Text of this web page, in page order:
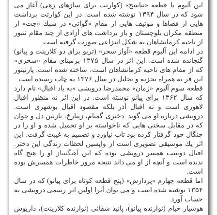
این آلبوم با قطعه «تناسخ» (كوارتت برای سازهای زهی) آغاز می
شود كه در سال ۱۳۹۴ نوشته شده است. در این كوارتت برداشت
هایی از فضاها و موتیف هایی از مقام «گواتی» در سبك «جت» از
منطقه مكران بلوچستان و باز برداشت های آزادی از چند مقام تنبور
از ناحیه كرمانشاهان به شكل انتزاعی صورت گرفته است.
در ادامه این آلبوم قطعه «آواز سحر» (تریو برای دو كلارینت و پیانو)
گنجانده شده است. این اثر در سال ۱۳۷۵ برمبنای مقام «سحری»
كه از مقام های ناحیه كرمانشاهان است، ساخته شده است. پارتیتور
این قر به همراه تجزیه و تحلیل در سال ۱۳۷۶ به چاپ رسیده است.
قطعه سوم آلبوم «زمان» محمدرضا درویشی «به یاد اقبال» نام دارد
كه سال ۱۳۶۲ برای پیانو نوشته است. در این اثر نه منظور اقبال
لاهوری است و نه اقبال آذر بلكه مقصود اقبال بوشهری است.
درویشی درباره او می گوید: دختری گمنام، زیبارخ، نازنین دل و جوان
كه در مقابل سختی هایی كه ناخواسته بر او تحمیل شده و او را در
چنگال خود گرفتار كرده بود تاب نیاورد و تصمیم به غیبت گرفت. این
اثر یك موسیقی تصویری است از واپسین لحظات زندگی این دختر.
اقبال دوست همسر درویشی بوده كه این آهنگساز
او را هیچ گاه
ندیده است و آنچه از او می داند نتیجه مرور خاطرات همسرش بوده
است.
اما قطعه چهارم «پردازش» (پنج قطعه كوتاه برای پیانو) كه در سال
۱۳۵۴ نوشته شده است و می توان آنرا اولین اثر رسمی درویشی به
حساب آورد.
هوشیار خیام (نوازنده پیانو)، پانیذ شفائی (نوازنده كلارینت)، داریوش